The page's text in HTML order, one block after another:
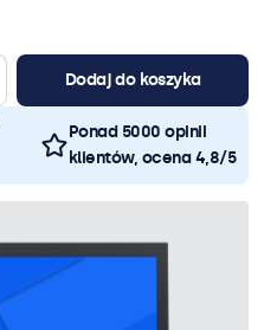
Dodaj do koszyka
Ponad 5000 opinii
klientów, ocena 4,8/5